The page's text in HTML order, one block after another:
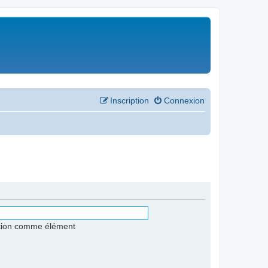
Connexion
Inscription
comme élément